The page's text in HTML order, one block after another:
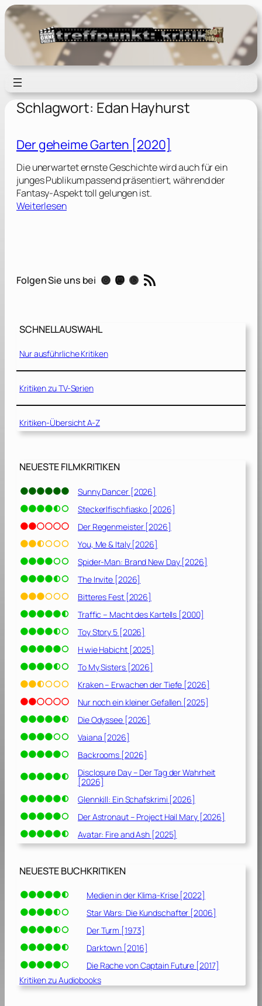
Zum
Inhalt
springen
Schlagwort: Edan Hayhurst
Der geheime Garten [2020]
Die unerwartet ernste Geschichte wird auch für ein
junges Publikum passend präsentiert, während der
Fantasy-Aspekt toll gelungen ist.
Weiterlesen:
h
e
a
r
t
[
2
2
]
Folgen Sie uns bei Instagram Mastodon Threads RSS-Feed
SCHNELLAUSWAHL
Nur ausführliche Kritiken
Kritiken zu TV-Serien
Kritiken-Übersicht A-Z
NEUESTE FILMKRITIKEN
Sunny Dancer [2026]
Steckerlfischfiasko [2026]
Der Regenmeister [2026]
You, Me & Italy [2026]
Spider-Man: Brand New Day [2026]
The Invite [2026]
Bitteres Fest [2026]
Traffic – Macht des Kartells [2000]
Toy Story 5 [2026]
H wie Habicht [2025]
To My Sisters [2026]
Kraken – Erwachen der Tiefe [2026]
Nur noch ein kleiner Gefallen [2025]
Die Odyssee [2026]
Vaiana [2026]
Backrooms [2026]
Disclosure Day – Der Tag der Wahrheit
[2026]
Glennkill: Ein Schafskrimi [2026]
Der Astronaut – Project Hail Mary [2026]
Avatar: Fire and Ash [2025]
NEUESTE BUCHKRITIKEN
Medien in der Klima-Krise [2022]
Star Wars: Die Kundschafter [2006]
Der Turm [1973]
Darktown [2016]
Die Rache von Captain Future [2017]
Kritiken zu Audiobooks